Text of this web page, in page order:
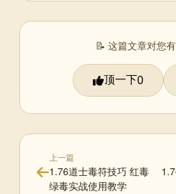
📝 这篇文章对您
顶一下0
上一篇
1.76道士毒符技巧 红毒
绿毒实战使用教学